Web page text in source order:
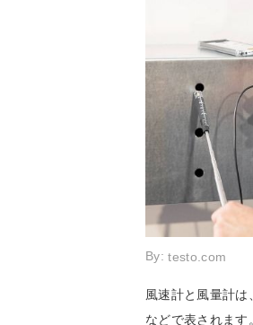
By:testo.com
風速計と風量計
などで表されます。